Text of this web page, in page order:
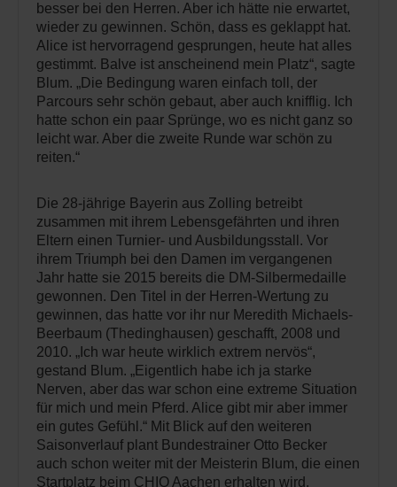
besser bei den Herren. Aber ich hätte nie erwartet,
wieder zu gewinnen. Schön, dass es geklappt hat.
Alice ist hervorragend gesprungen, heute hat alles
gestimmt. Balve ist anscheinend mein Platz“, sagte
Blum. „Die Bedingung waren einfach toll, der
Parcours sehr schön gebaut, aber auch knifflig. Ich
hatte schon ein paar Sprünge, wo es nicht ganz so
leicht war. Aber die zweite Runde war schön zu
reiten.“
Die 28-jährige Bayerin aus Zolling betreibt
zusammen mit ihrem Lebensgefährten und ihren
Eltern einen Turnier- und Ausbildungsstall. Vor
ihrem Triumph bei den Damen im vergangenen
Jahr hatte sie 2015 bereits die DM-Silbermedaille
gewonnen. Den Titel in der Herren-Wertung zu
gewinnen, das hatte vor ihr nur Meredith Michaels-
Beerbaum (Thedinghausen) geschafft, 2008 und
2010. „Ich war heute wirklich extrem nervös“,
gestand Blum. „Eigentlich habe ich ja starke
Nerven, aber das war schon eine extreme Situation
für mich und mein Pferd. Alice gibt mir aber immer
ein gutes Gefühl.“ Mit Blick auf den weiteren
Saisonverlauf plant Bundestrainer Otto Becker
auch schon weiter mit der Meisterin Blum, die einen
Startplatz beim CHIO Aachen erhalten wird.